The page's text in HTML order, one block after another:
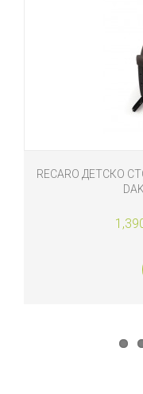
RECARO ДЕТСКО